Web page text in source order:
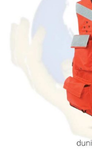
Original
dan